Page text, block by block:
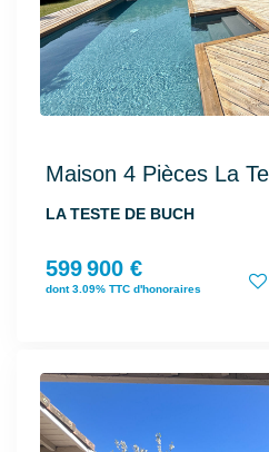
Maison 4 Pièces La
LA TESTE DE BUCH
599 900 €
dont 3.09% TTC d'honoraires